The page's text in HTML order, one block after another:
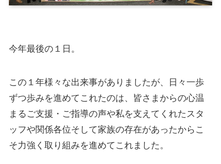
今年最後の１日。
この１年様々な出来事がありましたが、日々一歩
ずつ歩みを進めてこれたのは、皆さまからの心温
まるご支援・ご指導の声や私を支えてくれたスタ
ッフや関係各位そして家族の存在があったからこ
そ力強く取り組みを進めてこれました。